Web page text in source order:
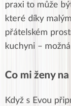
praxi to může
které díky
přátelském
kuchyni –
Co mi ženy
Když s Evou